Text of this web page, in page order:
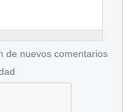
de nuevos comentarios